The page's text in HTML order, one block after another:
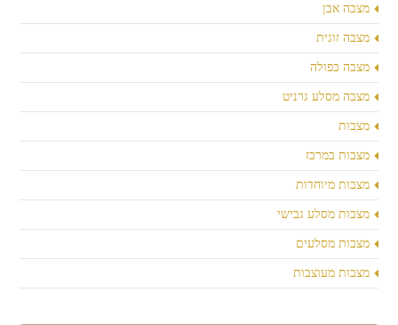
מצבה אבן
מצבה זוגית
מצבה כפולה
מצבה מסלע גרניט
מצבות
מצבות במרכז
מצבות מיוחדות
מצבות מסלע גבישי
מצבות מסלעים
מצבות מעוצבות